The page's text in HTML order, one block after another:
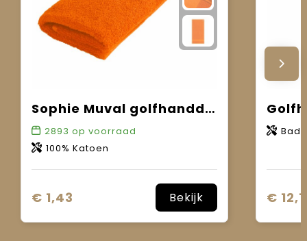
Sophie Muval golfhanddoek 55x30 cm, 450 gr/m²
2893 op voorraad
100% Katoen
€ 1,43 Bekijk €